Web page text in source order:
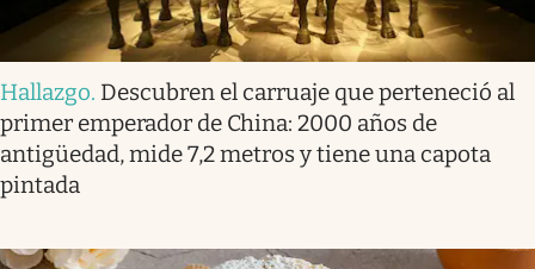
Hallazgo. Descubren el carruaje que perteneció al
primer emperador de China: 2000 años de
antigüedad, mide 7,2 metros y tiene una capota
pintada